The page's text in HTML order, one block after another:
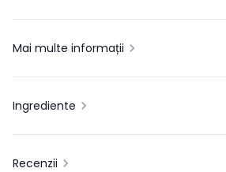
Mai multe informații
Ingrediente
Recenzii